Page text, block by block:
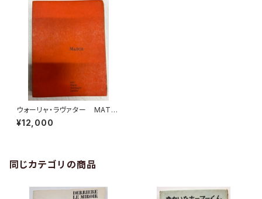
ウォーリャ・ラヴァター MATC
H 1962年 初版 Basilius
Presse
¥12,000
同じカテゴリの商品